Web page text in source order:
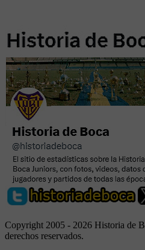
Copyright 2005 - 2026 Historia de
derechos reservados.